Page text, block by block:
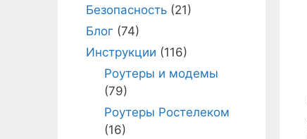
Безопасность (21)
Блог (74)
Инструкции (116)
Роутеры и модемы
(79)
Роутеры Ростелеком
(16)